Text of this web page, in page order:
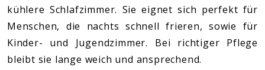
kühlere Schlafzimmer. Sie eignet sich perfekt für
Menschen, die nachts schnell frieren, sowie für
Kinder- und Jugendzimmer. Bei richtiger Pflege
bleibt sie lange weich und ansprechend.